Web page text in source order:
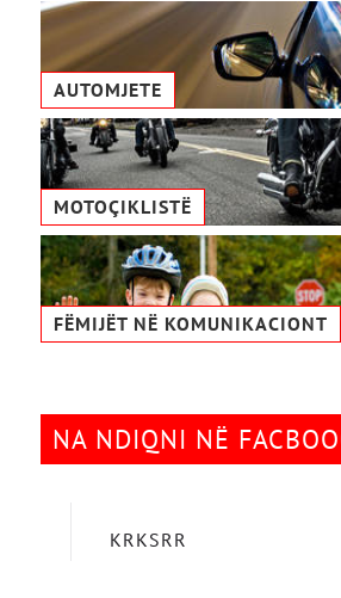
AUTOMJETE
MOTOÇIKLISTË
FËMIJËT NË KOMUNIKACIONТ
NA NDIQNI NË
KRKSRR